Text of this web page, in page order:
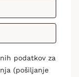
podatkov za
(pošiljanje